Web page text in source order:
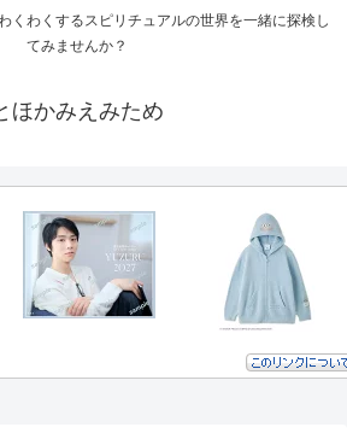
くわくするスピリチュアルの世界を一緒に探検し
てみませんか？
ほかみえみため